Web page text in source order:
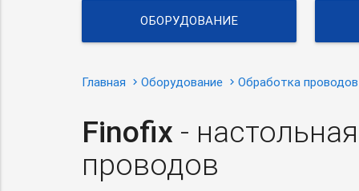
ОБОРУДОВАНИЕ
Главная Оборудование Обработка
Finofix -
проводов